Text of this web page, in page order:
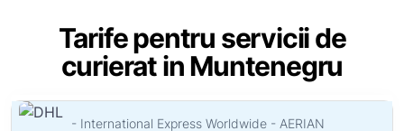
Tarife pentru servicii de
curierat in Muntenegru
- International Express Worldwide - AERIAN